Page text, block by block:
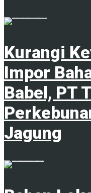
Kurangi
Impor
Babel, PT
Jagung